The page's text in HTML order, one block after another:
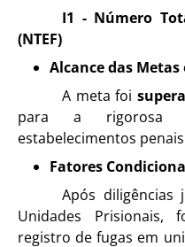
I1 - Número
(NTEF)
Alcance das
A meta foi
para a rigorosa
estabelecimentos
Fatores
Após diligências
Unidades
registro de fugas em